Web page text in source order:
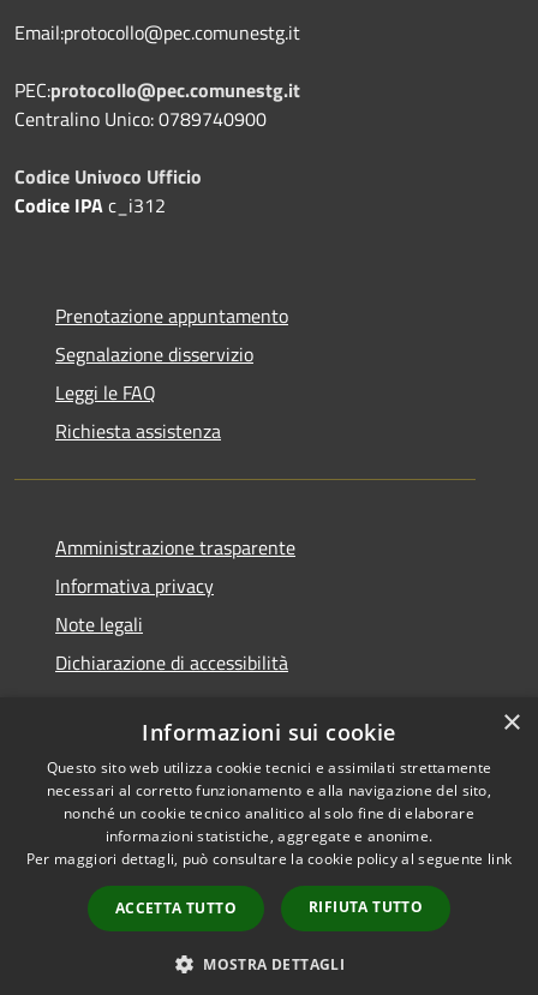
Email:protocollo@pec.comunestg.it
PEC:protocollo@pec.comunestg.it
Centralino Unico: 0789740900
Codice Univoco Ufficio
Codice IPAc_i312
Prenotazione appuntamento
Segnalazione disservizio
Leggi le FAQ
Richiesta assistenza
Amministrazione trasparente
Informativa privacy
Note legali
Dichiarazione di accessibilità
RSS
Accessibilità
Cookie
Mappa del sito
WebMail
Copyright © 2026 • Comune di
Santa Teresa Gallura •
Powered byMunicipium
Accesso redazione
×
Informazioni sui cookie
Questo sito web utilizza cookie tecnici e assimilati strettamente
necessari al corretto funzionamento e alla navigazione del sito,
nonché un cookie tecnico analitico al solo fine di elaborare
informazioni statistiche, aggregate e anonime.
Per maggiori dettagli, può consultare la cookie policy al seguente link
ACCETTA TUTTO RIFIUTA TUTTO
MOSTRA DETTAGLI